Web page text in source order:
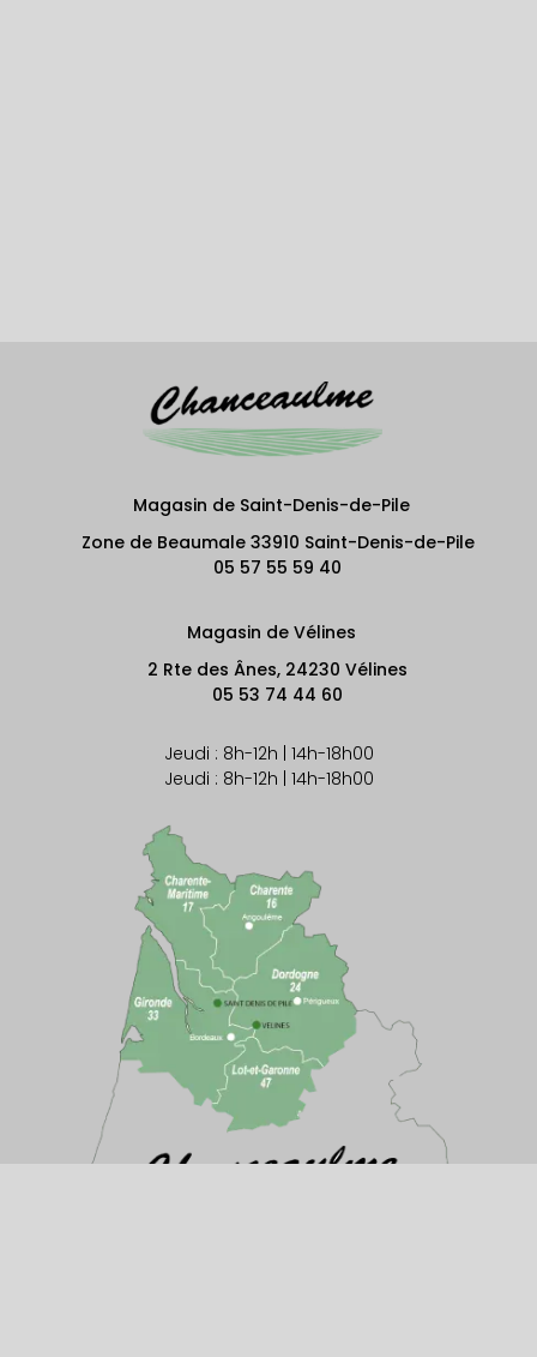
Magasin de Vélines
2 Rte des Ânes, 24230 Vélines
05 53 74 44 60
Magasin de Saint-Denis-de-Pile
Zone de Beaumale 33910 Saint-Denis-de-Pile
05 57 55 59 40
Jeudi : 8h-12h | 14h-18h00
Jeudi : 8h-12h | 14h-18h00